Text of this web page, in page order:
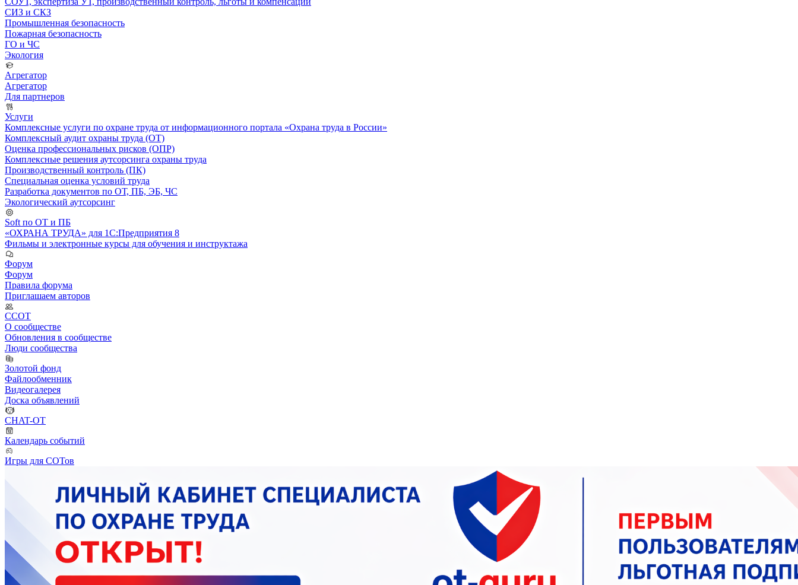
СИЗ и СКЗ
Промышленная безопасность
Пожарная безопасность
ГО и ЧС
Экология
Агрегатор
Агрегатор
Для партнеров
Услуги
Комплексные услуги по охране труда от информационного портала «Охрана труда в России»
Комплексный аудит охраны труда (ОТ)
Оценка профессиональных рисков (ОПР)
Комплексные решения аутсорсинга охраны труда
Производственный контроль (ПК)
Специальная оценка условий труда
Разработка документов по ОТ, ПБ, ЭБ, ЧС
Экологический аутсорсинг
Soft по ОТ и ПБ
«ОХРАНА ТРУДА» для 1С:Предприятия 8
Фильмы и электронные курсы для обучения и инструктажа
Форум
Форум
Правила форума
Приглашаем авторов
ССОТ
О сообществе
Обновления в сообществе
Люди сообщества
Золотой фонд
Файлообменник
Видеогалерея
Доска объявлений
CHAT-OT
Календарь событий
Игры для СОТов